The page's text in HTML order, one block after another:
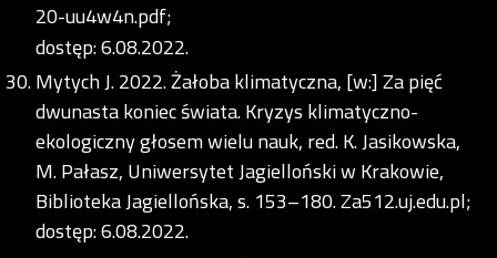
20-uu4w4n.pdf;
dostęp: 6.08.2022.
Mytych J. 2022. Żałoba klimatyczna, [w:] Za pięć
dwunasta koniec świata. Kryzys klimatyczno-
ekologiczny głosem wielu nauk, red. K. Jasikowska,
M. Pałasz, Uniwersytet Jagielloński w Krakowie,
Biblioteka Jagiellońska, s. 153–180. Za512.uj.edu.pl;
dostęp: 6.08.2022.